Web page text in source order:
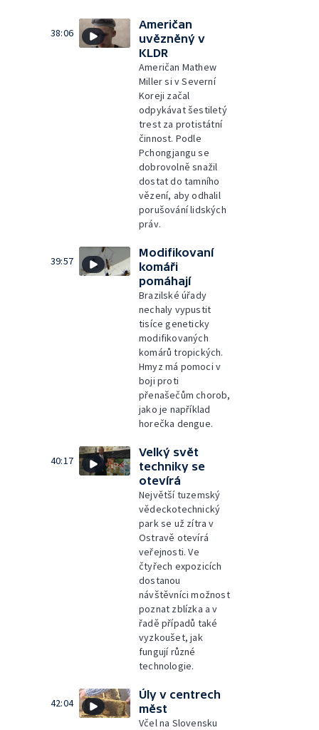
38:06
Američan
uvězněný v
KLDR
Američan Mathew
Miller si v Severní
Koreji začal
odpykávat šestiletý
trest za protistátní
činnost. Podle
Pchongjangu se
dobrovolně snažil
dostat do tamního
vězení, aby odhalil
porušování lidských
práv.
39:57
Modifikovaní
komáři
pomáhají
Brazilské úřady
nechaly vypustit
tisíce geneticky
modifikovaných
komárů tropických.
Hmyz má pomoci v
boji proti
přenašečům chorob,
jako je například
horečka dengue.
40:17
Velký svět
techniky se
otevírá
Největší tuzemský
vědeckotechnický
park se už zítra v
Ostravě otevírá
veřejnosti. Ve
čtyřech expozicích
dostanou
návštěvníci možnost
poznat zblízka a v
řadě případů také
vyzkoušet, jak
fungují různé
technologie.
42:04
Úly v centrech
měst
Včel na Slovensku